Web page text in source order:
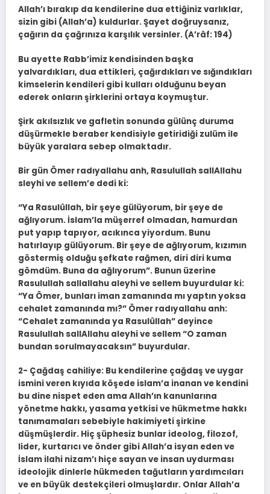
Allah’ı bırakıp da kendilerine dua ettiğiniz varlıklar,
sizin gibi (Allah’a) kuldurlar. Şayet doğruysanız,
çağırın da çağrınıza karşılık versinler. (A’râf: 194)
Bu ayette Rabb’imiz kendisinden başka
yalvardıkları, dua ettikleri, çağırdıkları ve sığındıkları
kimselerin kendileri gibi kulları olduğunu beyan
ederek onların şirklerini ortaya koymuştur.
Şirk akılsızlık ve gafletin sonunda gülünç duruma
düşürmekle beraber kendisiyle getiridiği zulüm ile
büyük yaralara sebep olmaktadır.
Bir gün Ömer radıyallahu anh, Rasulullah sallAllahu
sleyhi ve sellem’e dedi ki:
“Ya Rasulûllah, bir şeye gülüyorum, bir şeye de
ağlıyorum. İslam’la müşerref olmadan, hamurdan
put yapıp tapıyor, acıkınca yiyordum. Bunu
hatırlayıp gülüyorum. Bir şeye de ağlıyorum, kızımın
göstermiş olduğu şefkate rağmen, diri diri kuma
gömdüm. Buna da ağlıyorum”. Bunun üzerine
Rasulullah sallallahu aleyhi ve sellem buyurdular ki:
“Ya Ömer, bunları iman zamanında mı yaptın yoksa
cehalet zamanında mı?” Ömer radıyallahu anh:
“Cehalet zamanında ya Rasulûllah” deyince
Rasulullah sallAllahu aleyhi ve sellem “O zaman
bundan sorulmayacaksın” buyurdular.
2- Çağdaş cahiliye: Bu kendilerine çağdaş ve uygar
ismini veren kıyıda köşede islam’a inanan ve kendini
bu dine nispet eden ama Allah’ın kanunlarına
yönetme hakkı, yasama yetkisi ve hükmetme hakkı
tanımamaları sebebiyle hakimiyeti şirkine
düşmüşlerdir. Hiç şüphesiz bunlar ideolog, filozof,
lider, kurtarıcı ve önder gibi Allah’a isyan eden ve
İslam ilahi nizam’ı hiçe sayan ve insan uydurması
ideolojik dinlerle hükmeden tağutların yardımcıları
ve en büyük destekçileri olmuşlardır. Onlar Allah’a